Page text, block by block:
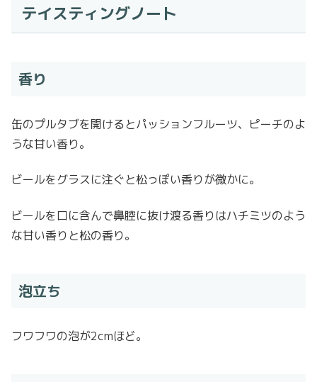
テイスティングノート
香り
缶のプルタブを開けるとパッションフルーツ、ピーチのよ
うな甘い香り。
ビールをグラスに注ぐと松っぽい香りが微かに。
ビールを口に含んで鼻腔に抜け渡る香りはハチミツのよう
な甘い香りと松の香り。
泡立ち
フワフワの泡が2cmほど。